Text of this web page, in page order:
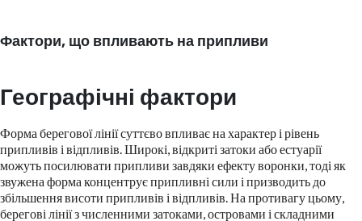
Фактори, що впливають на припливи
Географічні фактори
Форма берегової лінії суттєво впливає на характер і рівень
припливів і відпливів. Широкі, відкриті затоки або естуарії
можуть посилювати припливи завдяки ефекту воронки, тоді як
звужена форма концентрує припливні сили і призводить до
збільшення висоти припливів і відпливів. На противагу цьому,
берегові лінії з численними затоками, островами і складними